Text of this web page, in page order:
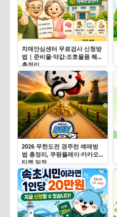
치매안심센터 무료검사 신청방
법｜준비물·약값·조호물품 혜택
총정리
2026 무한도전 경주런 예매방
법 총정리, 쿠팡플레이·카카오
티켓 일정